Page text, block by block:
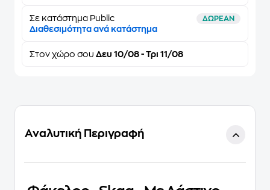
Σε κατάστημα Public ΔΩΡΕΑΝ
Διαθεσιμότητα ανά κατάστημα
Στον χώρο σου Δευ 10/08 - Τρι 11/08
Αναλυτική Περιγραφή